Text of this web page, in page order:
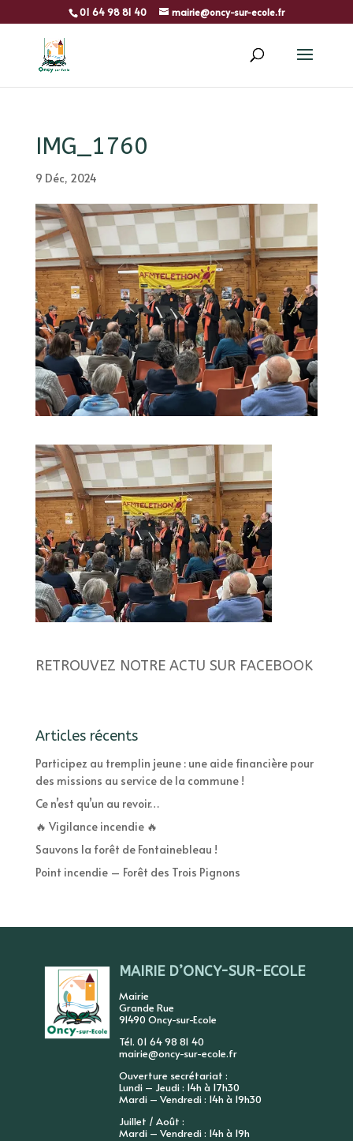
01 64 98 81 40 mairie@oncy-sur-ecole.fr
IMG_1760
9 Déc, 2024
RETROUVEZ NOTRE ACTU SUR FACEBOOK
Articles récents
Participez au tremplin jeune : une aide financière pour
des missions au service de la commune !
Ce n’est qu’un au revoir…
🔥 Vigilance incendie 🔥
Sauvons la forêt de Fontainebleau !
Point incendie – Forêt des Trois Pignons
MAIRIE D’ONCY-SUR-ECOLE
Mairie
Grande Rue
91490 Oncy-sur-Ecole
Tél. 01 64 98 81 40
mairie@oncy-sur-ecole.fr
Ouverture secrétariat :
Lundi – Jeudi : 14h à 17h30
Mardi – Vendredi : 14h à 19h30
Juillet / Août :
Mardi – Vendredi : 14h à 19h